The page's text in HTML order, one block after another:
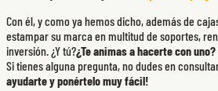
Con él, y como ya hemos dicho, además de
estampar su marca en multitud de soportes,
inversión. ¿Y tú?¿Te animas a hacerte con
Si tienes alguna pregunta, no dudes en
ayudarte y ponértelo muy fácil!